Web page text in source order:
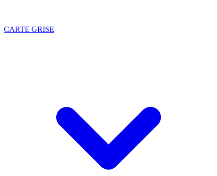
CARTE GRISE